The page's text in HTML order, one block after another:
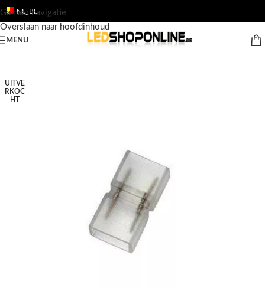
Ga naar navigatie
Overslaan naar hoofdinhoud
NL_BE
MENU
Home/ Producten/LED STRIPS /LED strips toebehoren
UITVE
RKOC
HT